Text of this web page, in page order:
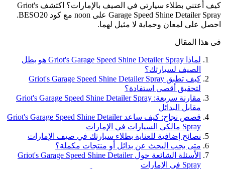
كيف أعتني بطلاء سيارتي في الصيف بالإمارات؟ اكتشف Griot's
Garage Speed Shine Detailer Spray على noon مع كود BESO20.
احصل على لمعان وحماية لا مثيل لهما.
فى هذا المقال
لماذا Griot's Garage Speed Shine Detailer Spray هو بطل
الصيف لسيارتك؟
كيف تطبق Griot's Garage Speed Shine Detailer Spray
لتحقيق أقصى استفادة؟
مقارنة سريعة: Griot's Garage Speed Shine Detailer Spray
مقابل البدائل
قصص نجاح: كيف ساعد Griot's Garage Speed Shine Detailer
Spray مالكي السيارات في الإمارات
نصائح إضافية للعناية بطلاء سيارتك في صيف الإمارات
متى يجب البحث عن بدائل أو منتجات مكملة؟
الأسئلة الشائعة حول Griot's Garage Speed Shine Detailer
Spray في الإمارات